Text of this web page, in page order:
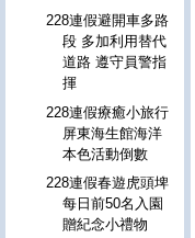
228連假避開車多路
段 多加利用替代
道路 遵守員警指
揮
228連假療癒小旅行
屏東海生館海洋
本色活動倒數
228連假春遊虎頭埤
每日前50名入園
贈紀念小禮物